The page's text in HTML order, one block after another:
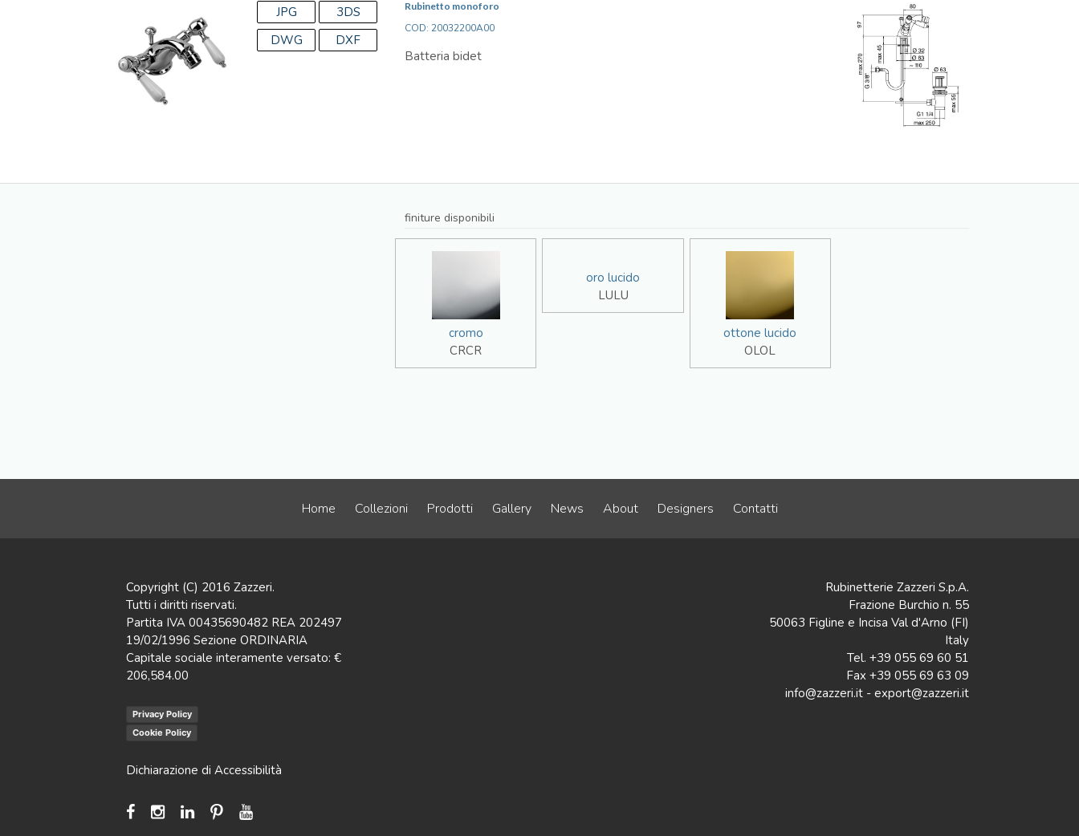
JPG
3DS
DWG
DXF
Rubinetto monoforo
COD: 20032200A00
Batteria bidet
finiture disponibili
cromo
CRCR
oro lucido
LULU
ottone lucido
OLOL
Home Collezioni Prodotti Gallery News About Designers Contatti
Copyright (C) 2016 Zazzeri.
Tutti i diritti riservati.
Partita IVA 00435690482 REA 202497
19/02/1996 Sezione ORDINARIA
Capitale sociale interamente versato: €
206,584.00
Privacy Policy
Cookie Policy
Dichiarazione di Accessibilità
Rubinetterie Zazzeri S.p.A.
Frazione Burchio n. 55
50063 Figline e Incisa Val d'Arno (FI)
Italy
Tel. +39 055 69 60 51
Fax +39 055 69 63 09
info@zazzeri.it - export@zazzeri.it